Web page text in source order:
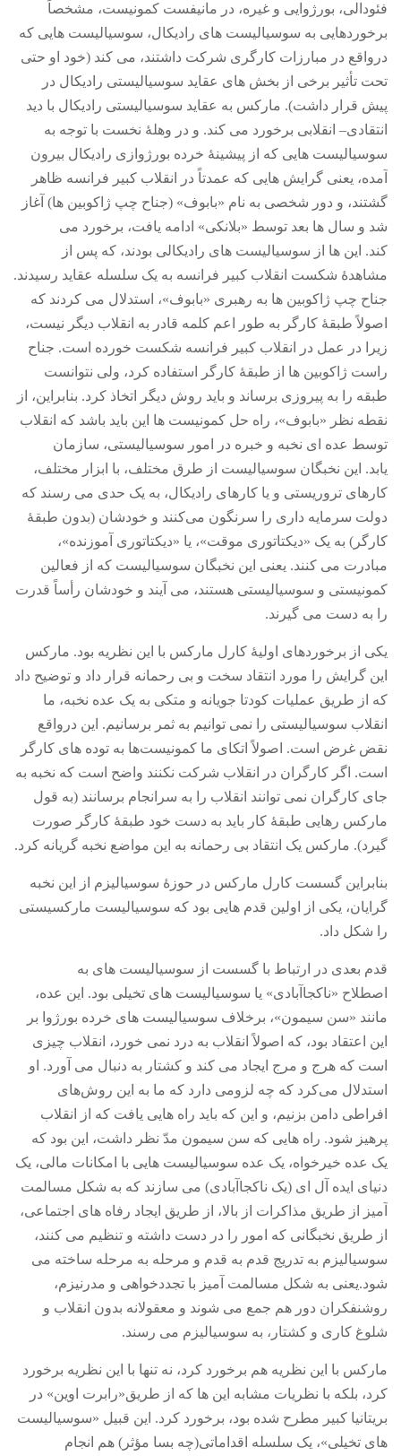
فئودالی، بورژوایی و غیره، در مانیفست کمونیست، مشخصاً
برخوردهایی به سوسیالیست های رادیکال، سوسیالیست هایی که
درواقع در مبارزات کارگری شرکت داشتند، می کند (خود او حتی
تحت تأثیر برخی از بخش های عقاید سوسیالیستی رادیکال در
پیش قرار داشت). مارکس به عقاید سوسیالیستی رادیکال با دید
انتقادی– انقلابی برخورد می کند. و در وهلۀ نخست با توجه به
سوسیالیست هایی که از پیشینۀ خرده بورژوازی رادیکال بیرون
آمده، یعنی گرایش هایی که عمدتاً در انقلاب کبیر فرانسه ظاهر
گشتند، و دور شخصی به نام «بابوف» (جناح چپ ژاکوبین ها) آغاز
شد و سال ها بعد توسط «بلانکی» ادامه یافت، برخورد می
کند. این ها از سوسیالیست های رادیکالی بودند، که پس از
مشاهدۀ شکست انقلاب کبیر فرانسه به یک سلسله عقاید رسیدند.
جناح چپ ژاکوبین ها به رهبری «بابوف»، استدلال می کردند که
اصولاً طبقۀ کارگر به طور اعم کلمه قادر به انقلاب دیگر نیست،
زیرا در عمل در انقلاب کبیر فرانسه شکست‌ خورده است. جناح
راست ژاکوبین ها از طبقۀ کارگر استفاده کرد، ولی نتوانست
طبقه را به پیروزی برساند و باید روش دیگر اتخاذ کرد. بنابراین، از
نقطه نظر «بابوف»، راه حل کمونیست ها این باید باشد که انقلاب
توسط عده ای نخبه و خبره در امور سوسیالیستی، سازمان
یابد. این نخبگان سوسیالیست از طرق مختلف، با ابزار مختلف،
کارهای تروریستی و یا کارهای رادیکال، به یک حدی می رسند که
دولت سرمایه داری را سرنگون می‌کنند و خودشان (بدون طبقۀ
کارگر ) به یک «دیکتاتوری موقت»، یا «دیکتاتوری آموزنده»،
مبادرت می کنند. یعنی این نخبگان سوسیالیست که از فعالین
کمونیستی و سوسیالیستی هستند، می آیند و خودشان رأساً قدرت
را به دست می گیرند.
یکی از برخوردهای اولیۀ کارل مارکس با این نظریه بود. مارکس
این گرایش را مورد انتقاد سخت و بی رحمانه قرار داد و توضیح داد
که از طریق عملیات کودتا جویانه و متکی به یک عده نخبه، ما
انقلاب سوسیالیستی را نمی توانیم به ثمر برسانیم. این درواقع
نقض غرض است. اصولاً اتکای ما کمونیست‌ها به توده های کارگر
است. اگر کارگران در انقلاب شرکت نکنند واضح است که نخبه به
جای کارگران نمی توانند انقلاب را به سرانجام برسانند (به قول
مارکس رهایی طبقۀ کار باید به دست خود طبقۀ کارگر صورت
گیرد). مارکس یک انتقاد بی رحمانه به این مواضع نخبه گریانه کرد.
بنابراین گسست کارل مارکس در حوزۀ سوسیالیزم از این نخبه
گرایان، یکی از اولین قدم هایی بود که سوسیالیست مارکسیستی
را شکل داد.
قدم بعدی در ارتباط با گسست از سوسیالیست های به
اصطلاح «ناکجاآبادی» یا سوسیالیست های تخیلی بود. این عده،
مانند «سن سیمون»، برخلاف سوسیالیست های خرده بورژوا بر
این اعتقاد بود، که اصولاً انقلاب به درد نمی خورد، انقلاب چیزی
است که هرج و مرج ایجاد می کند و کشتار به دنبال می آورد. او
استدلال می‌کرد که چه لزومی دارد که ما به این روش‌های
افراطی دامن بزنیم، و این که باید راه هایی یافت که از انقلاب
پرهیز شود. راه هایی که سن سیمون مدّ نظر داشت، این بود که
یک عده خیرخواه، یک عده سوسیالیست هایی با امکانات مالی، یک
دنیای ایده آل ای (یک ناکجاآبادی) می سازند که به شکل مسالمت
آمیز از طریق مذاکرات از بالا، از طریق ایجاد رفاه های اجتماعی،
از طریق نخبگانی که امور را در دست داشته و تنظیم می کنند،
سوسیالیزم به تدریج قدم به قدم و مرحله به مرحله ساخته می
شود.یعنی به شکل مسالمت آمیز با تجددخواهی و مدرنیزم،
روشنفکران دور هم جمع می شوند و معقولانه بدون انقلاب و
شلوغ کاری و کشتار، به سوسیالیزم می رسند.
مارکس با این نظریه هم برخورد کرد، نه تنها با این نظریه برخورد
کرد، بلکه با نظریات مشابه این ها که از طریق«رابرت اوین» در
بریتانیا کبیر مطرح شده بود، برخورد کرد. این قبیل «سوسیالیست
های تخیلی»، یک سلسله اقداماتی(چه بسا مؤثر ) هم انجام